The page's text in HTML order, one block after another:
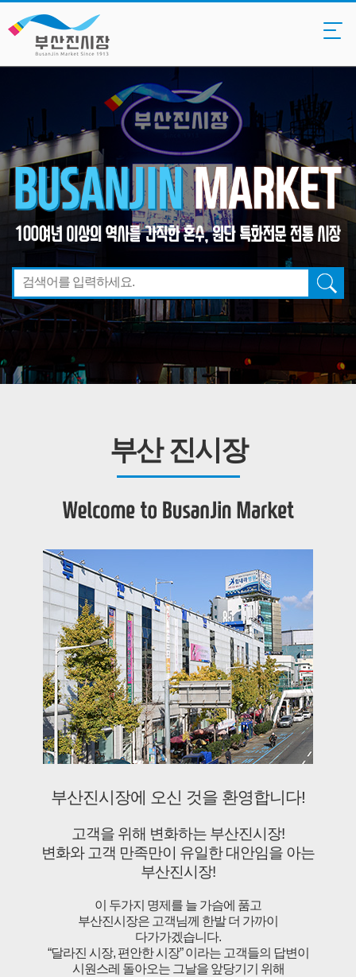
부산 진시장
부산진시장에 오신 것을 환영합니다!
고객을 위해 변화하는 부산진시장!
변화와 고객 만족만이 유일한 대안임을 아는
부산진시장!
이 두가지 명제를 늘 가슴에 품고
부산진시장은 고객님께 한발 더 가까이
다가가겠습니다.
“달라진 시장, 편안한 시장” 이라는 고객들의 답변이
시원스레 돌아오는 그날을 앞당기기 위해